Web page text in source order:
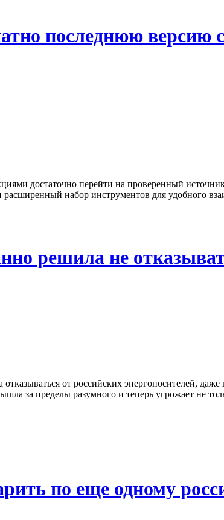
последнюю версию
достаточно перейти на проверенный
набор инструментов для удобного
решила не
от российских энергоносителей,
за пределы разумного и теперь угрожает не
по еще одному